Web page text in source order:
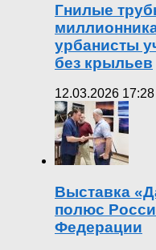
Гнилые
урбанисты
без крыльев
12.03.2026 17:28
Выставка
полюс
Федерации